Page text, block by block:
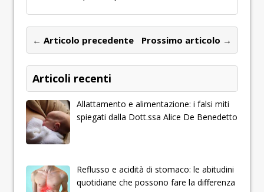
← Articolo precedente Prossimo articolo →
Articoli recenti
Allattamento e alimentazione: i falsi miti
spiegati dalla Dott.ssa Alice De Benedetto
Reflusso e acidità di stomaco: le abitudini
quotidiane che possono fare la differenza